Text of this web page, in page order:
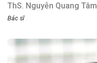
ThS. Nguyễn Quang Tâm
Bác sĩ